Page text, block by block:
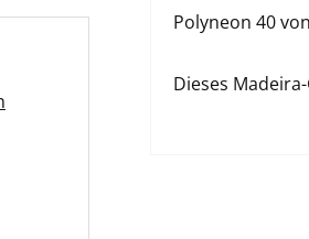
Polyneon 40
Dieses